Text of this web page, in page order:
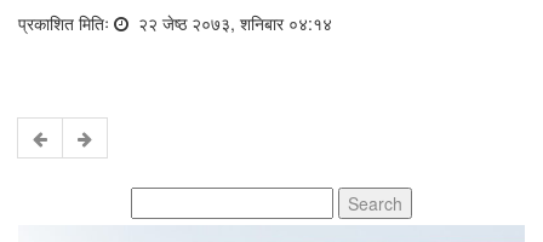
प्रकाशित मितिः २२ जेष्ठ २०७३, शनिबार ०४:१४
for: